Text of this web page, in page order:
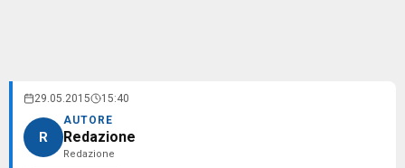
29.05.2015 15:40
R
AUTORE
Redazione
Redazione